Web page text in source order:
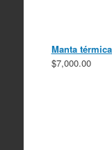
Manta
$7,000.00